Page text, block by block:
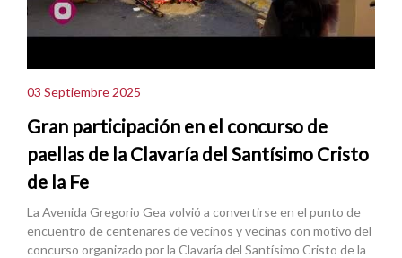
03 Septiembre 2025
Gran participación en el concurso de
paellas de la Clavaría del Santísimo Cristo
de la Fe
La Avenida Gregorio Gea volvió a convertirse en el punto de
encuentro de centenares de vecinos y vecinas con motivo del
concurso organizado por la Clavaría del Santísimo Cristo de la